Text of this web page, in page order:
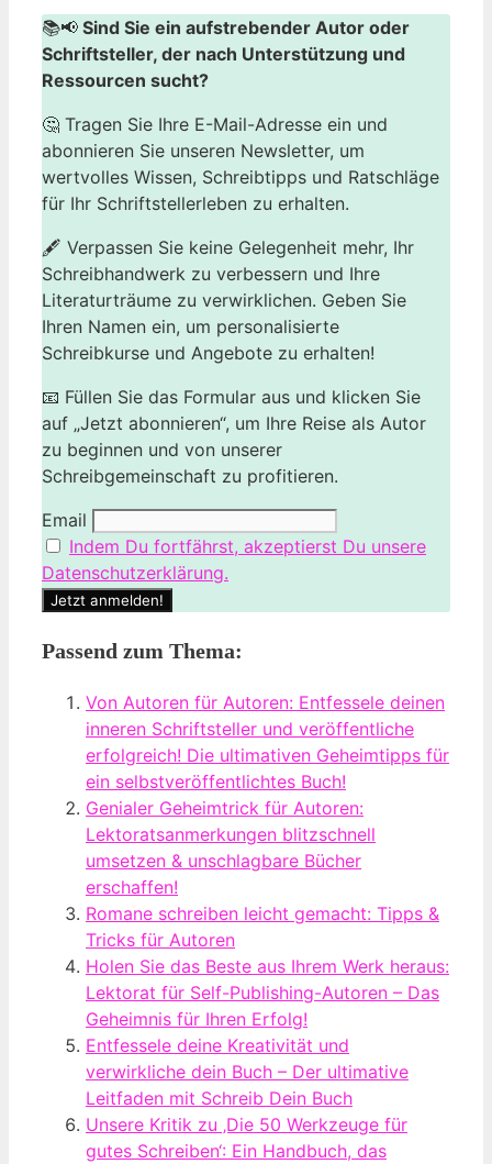
📚📢 Sind Sie ein aufstrebender Autor oder
Schriftsteller, der nach Unterstützung und
Ressourcen sucht?
🤔 Tragen Sie Ihre E-Mail-Adresse ein und
abonnieren Sie unseren Newsletter, um
wertvolles Wissen, Schreibtipps und Ratschläge
für Ihr Schriftstellerleben zu erhalten.
🖋️ Verpassen Sie keine Gelegenheit mehr, Ihr
Schreibhandwerk zu verbessern und Ihre
Literaturträume zu verwirklichen. Geben Sie
Ihren Namen ein, um personalisierte
Schreibkurse und Angebote zu erhalten!
📧 Füllen Sie das Formular aus und klicken Sie
auf „Jetzt abonnieren“, um Ihre Reise als Autor
zu beginnen und von unserer
Schreibgemeinschaft zu profitieren.
Email
Indem Du fortfährst, akzeptierst Du unsere
Datenschutzerklärung.
Passend zum Thema:
Von Autoren für Autoren: Entfessele deinen
inneren Schriftsteller und veröffentliche
erfolgreich! Die ultimativen Geheimtipps für
ein selbstveröffentlichtes Buch!
Genialer Geheimtrick für Autoren:
Lektoratsanmerkungen blitzschnell
umsetzen & unschlagbare Bücher
erschaffen!
Romane schreiben leicht gemacht: Tipps &
Tricks für Autoren
Holen Sie das Beste aus Ihrem Werk heraus:
Lektorat für Self-Publishing-Autoren – Das
Geheimnis für Ihren Erfolg!
Entfessele deine Kreativität und
verwirkliche dein Buch – Der ultimative
Leitfaden mit Schreib Dein Buch
Unsere Kritik zu ‚Die 50 Werkzeuge für
gutes Schreiben‘: Ein Handbuch, das